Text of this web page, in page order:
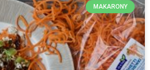
MAKARONY